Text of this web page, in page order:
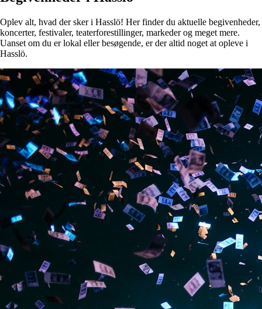
Oplev alt, hvad der sker i Hasslö! Her finder du aktuelle begivenheder,
koncerter, festivaler, teaterforestillinger, markeder og meget mere.
Uanset om du er lokal eller besøgende, er der altid noget at opleve i
Hasslö.